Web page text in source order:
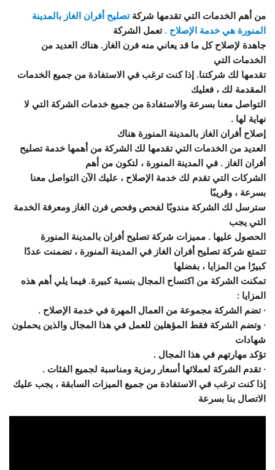
من أهم الخدمات التي تقدمها شركة تصليح أفران الغاز بالمدينة
المنورة هي خدمة الإصلاح . تعمل الشركة
جاهدة لإصلاح كل ما قد يعاني منه فرن الغاز. هناك العديد من
الخدمات التي
تقدمها لك شركتنا. إذا كنت ترغب في الاستفادة من جميع الخدمات
المقدمة لك ، فعليك
التواصل معنا بسرعة والاستفادة من جميع خدمات الشركة التي لا
نهاية لها .
إصلاح أفران الغاز بالمدينة المنورة هناك
العديد من الخدمات التي تقدمها لك الشركة من أهمها خدمة تصليح
أفران الغاز . في المدينة المنورة ، لتكون من أهم
الشركات التي تقدم لك خدمة الإصلاح ، عليك الآن التواصل معنا
بسرعة ، وقريبًا
سترسل لك الشركة مندوبًا لفحص وفحص فرن الغاز ومعرفة الخدمة
التي يجب
الحصول عليها . مميزات شركة تصليح أفران بالمدينة المنورة
تتمتع شركة تصليح أفران الغاز في المدينة المنورة ، تضمنت عددًا
كبيرًا من المزايا ، بفضلها
تمكنت الشركة من اكتساح المجال بنسبة كبيرة. فيما يلي أهم هذه
المزايا :
· تضم الشركة مجموعة من العمال المهرة في خدمة الإصلاح .
· وتضم الشركة فقط المؤهلين للعمل في هذا المجال والذين يحملون
شهادات
تؤكد مهارتهم في هذا المجال .
· تقدم الشركة لعملائها أسعار رمزية ومناسبة لجميع الفئات .
إذا كنت ترغب في الاستفادة من جميع الميزات السابقة ، يجب عليك
الاتصال بنا بسرعة